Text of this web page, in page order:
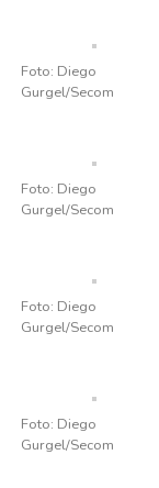
Foto: Diego
Gurgel/Secom
Foto: Diego
Gurgel/Secom
Foto: Diego
Gurgel/Secom
Foto: Diego
Gurgel/Secom